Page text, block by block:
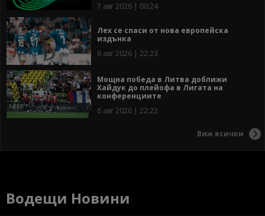
7 авг 2026 | 00:24
Лех се спаси от нова европейска
издънка
6 авг 2026 | 22:23
Мощна победа в Литва доближи
Хайдук до плейофа в Лигата на
конференциите
6 авг 2026 | 22:22
Виж всички
Водещи Новини